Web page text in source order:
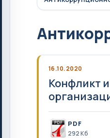
16.10.2020
Конфликт
PDF
292 Кб